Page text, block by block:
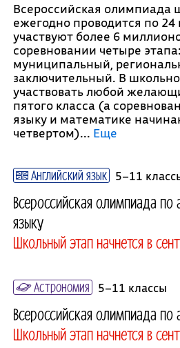
Всероссийская олимпиада
ежегодно проводится по
участвуют более 6
соревновании четыре
муниципальный,
заключительный. В
участвовать любой
пятого класса (а
языку и математике
четвертом)... Еще
Английский язык 5–11
Всероссийская олимпиада по
языку
Школьный этап начнется в
Астрономия 5–11 классы
Всероссийская олимпиада
Школьный этап начнется в